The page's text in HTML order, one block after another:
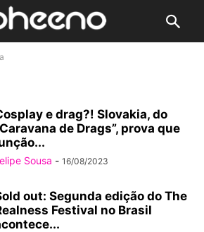
e drag?! Slovakia, do
de Drags”, prova que
Sousa - 16/08/2023
out: Segunda edição do The
Festival no Brasil